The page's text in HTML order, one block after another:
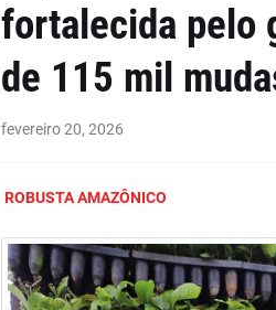
fortalecida pelo
de 115 mil
fevereiro 20, 2026
ROBUSTA AMAZÔNICO